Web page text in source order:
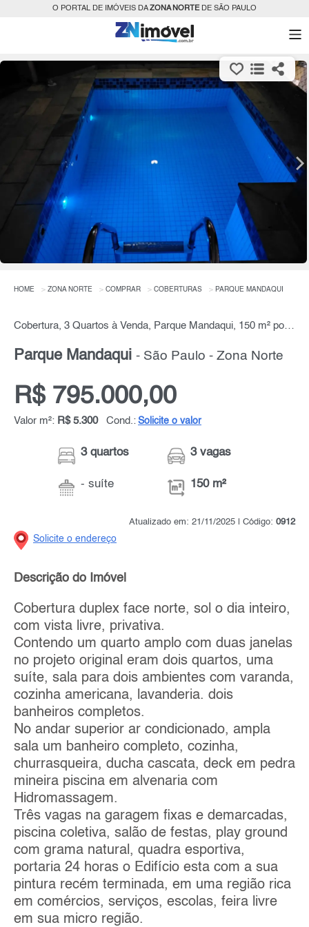
O PORTAL DE IMÓVEIS DAZONA NORTEDE SÃO PAULO
HOME ZONA NORTE COMPRAR COBERTURAS PARQUE MANDAQUI
Cobertura, 3 Quartos à Venda, Parque Mandaqui, 150 m² por R$ 795.000,00
Parque Mandaqui - São Paulo - Zona Norte
R$ 795.000,00
Valor m²: R$ 5.300 Cond.: Solicite o valor
3 quartos
- suíte
3 vagas
150 m²
Atualizado em: 21/11/2025 | Código: 0912
Solicite o endereço
Descrição do Imóvel
Cobertura duplex face norte, sol o dia inteiro,
com vista livre, privativa.
Contendo um quarto amplo com duas janelas
no projeto original eram dois quartos, uma
suíte, sala para dois ambientes com varanda,
cozinha americana, lavanderia. dois
banheiros completos.
No andar superior ar condicionado, ampla
sala um banheiro completo, cozinha,
churrasqueira, ducha cascata, deck em pedra
mineira piscina em alvenaria com
Hidromassagem.
Três vagas na garagem fixas e demarcadas,
piscina coletiva, salão de festas, play ground
com grama natural, quadra esportiva,
portaria 24 horas o Edifício esta com a sua
pintura recém terminada, em uma região rica
em comércios, serviços, escolas, feira livre
em sua micro região.